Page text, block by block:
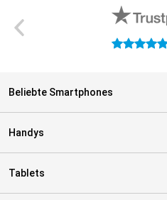
4.9 Sterne
Beliebte Smartphones
Handys
Tablets